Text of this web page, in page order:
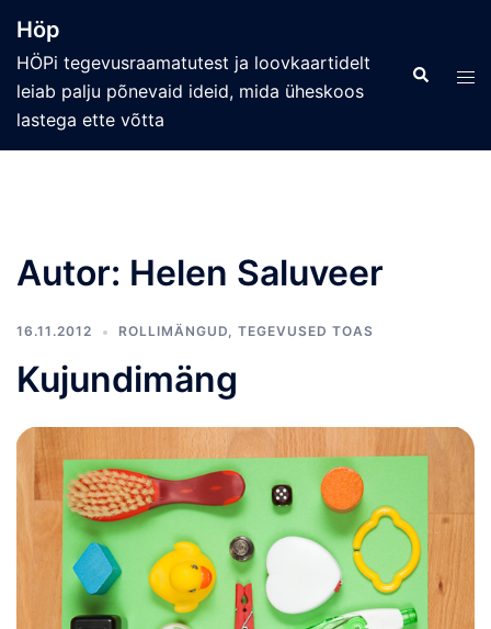
content
Höp
HÖPi tegevusraamatutest ja loovkaartidelt
leiab palju põnevaid ideid, mida üheskoos
lastega ette võtta
Search
Autor: Helen Saluveer
16.11.2012 ROLLIMÄNGUD, TEGEVUSED TOAS
Kujundimäng